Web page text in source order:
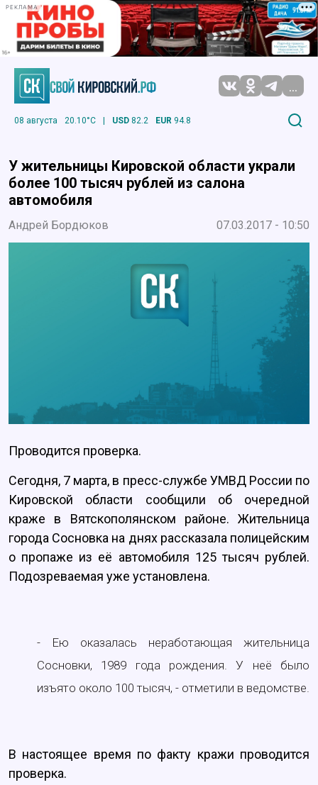
РЕКЛАМА
...
08 августа 20.10°C | USD 82.2 EUR 94.8
У жительницы Кировской области украли
более 100 тысяч рублей из салона
автомобиля
Андрей Бордюков 07.03.2017 - 10:50
Проводится проверка.
Сегодня, 7 марта, в пресс-службе УМВД России по
Кировской области сообщили об очередной
краже в Вятскополянском районе. Жительница
города Сосновка на днях рассказала полицейским
о пропаже из её автомобиля 125 тысяч рублей.
Подозреваемая уже установлена.
- Ею оказалась неработающая жительница
Сосновки, 1989 года рождения. У неё было
изъято около 100 тысяч, - отметили в ведомстве.
В настоящее время по факту кражи проводится
проверка.